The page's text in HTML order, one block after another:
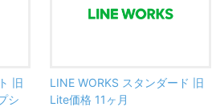
旧
シ
LINE WORKS スタンダード 旧
Lite価格 11ヶ月